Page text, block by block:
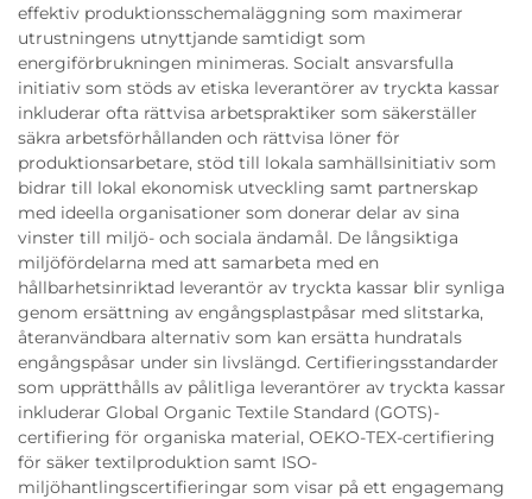
effektiv produktionsschemaläggning som maximerar
utrustningens utnyttjande samtidigt som
energiförbrukningen minimeras. Socialt ansvarsfulla
initiativ som stöds av etiska leverantörer av tryckta kassar
inkluderar ofta rättvisa arbetspraktiker som säkerställer
säkra arbetsförhållanden och rättvisa löner för
produktionsarbetare, stöd till lokala samhällsinitiativ som
bidrar till lokal ekonomisk utveckling samt partnerskap
med ideella organisationer som donerar delar av sina
vinster till miljö- och sociala ändamål. De långsiktiga
miljöfördelarna med att samarbeta med en
hållbarhetsinriktad leverantör av tryckta kassar blir synliga
genom ersättning av engångsplastpåsar med slitstarka,
återanvändbara alternativ som kan ersätta hundratals
engångspåsar under sin livslängd. Certifieringsstandarder
som upprätthålls av pålitliga leverantörer av tryckta kassar
inkluderar Global Organic Textile Standard (GOTS)-
certifiering för organiska material, OEKO-TEX-certifiering
för säker textilproduktion samt ISO-
miljöhantlingscertifieringar som visar på ett engagemang